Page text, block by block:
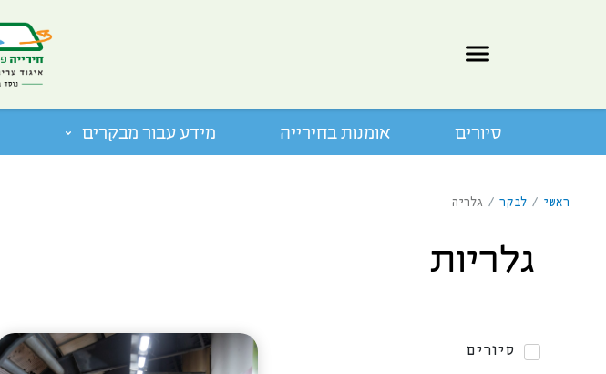
סיורים אומנות בחירייה מידע עבור מבקרים
ראשי / לבקר / גלריה
גלריות
סיורים